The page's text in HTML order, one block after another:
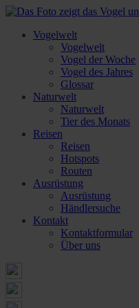
Vogelwelt
Vogelwelt
Vogel der Woche
Vogel des Jahres
Glossar
Naturwelt
Naturwelt
Tier des Monats
Reisen
Reisen
Hotspots
Routen
Ausrüstung
Ausrüstung
Händlersuche
Kontakt
Kontaktformular
Über uns